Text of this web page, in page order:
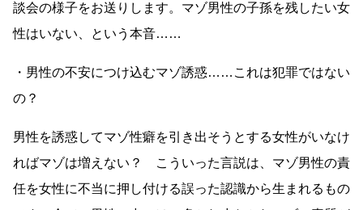
談会の様子をお送りします。マゾ男性の子孫を残したい女
性はいない、という本音……
・男性の不安につけ込むマゾ誘惑……これは犯罪ではない
の？
男性を誘惑してマゾ性癖を引き出そうとする女性がいなけ
ればマゾは増えない？ こういった言説は、マゾ男性の責
任を女性に不当に押し付ける誤った認識から生まれるもの